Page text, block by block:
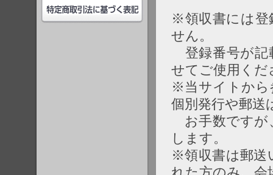
※領収書には登
せん。
登録番号が記
せてご使用くだ
※当サイトから
個別発行や郵送
お手数ですが
します。
※領収書は郵送